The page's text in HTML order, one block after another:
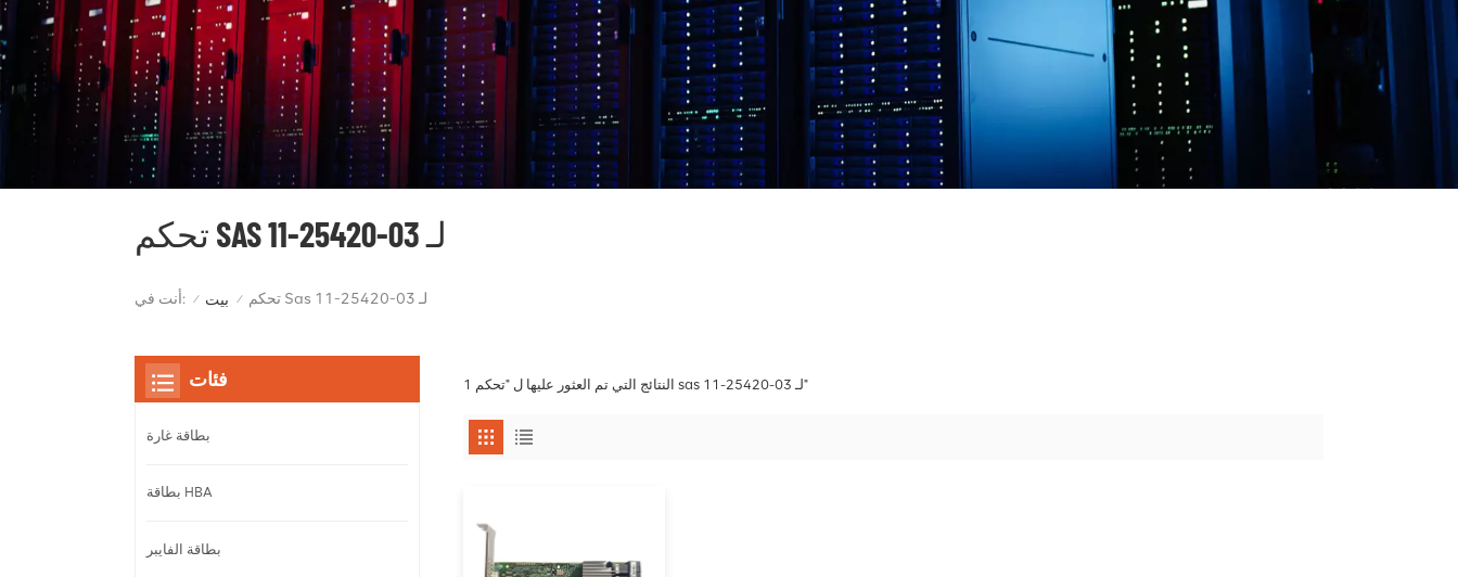
تحكم SAS لـ 03-25420-11
أنت في: / بيت / تحكم Sas لـ 03-25420-11
1 النتائج التي تم العثور عليها ل "تحكم sas لـ 03-25420-11" فئات
بطاقة غارة
بطاقة HBA
بطاقة الفايبر